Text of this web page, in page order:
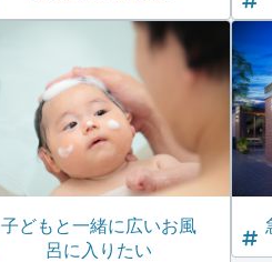
子どもと一緒に広いお風
呂に入りたい